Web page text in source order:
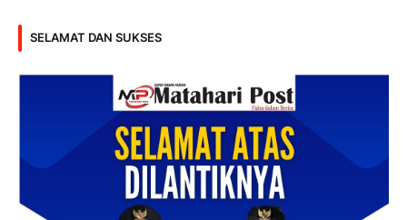
SELAMAT DAN SUKSES